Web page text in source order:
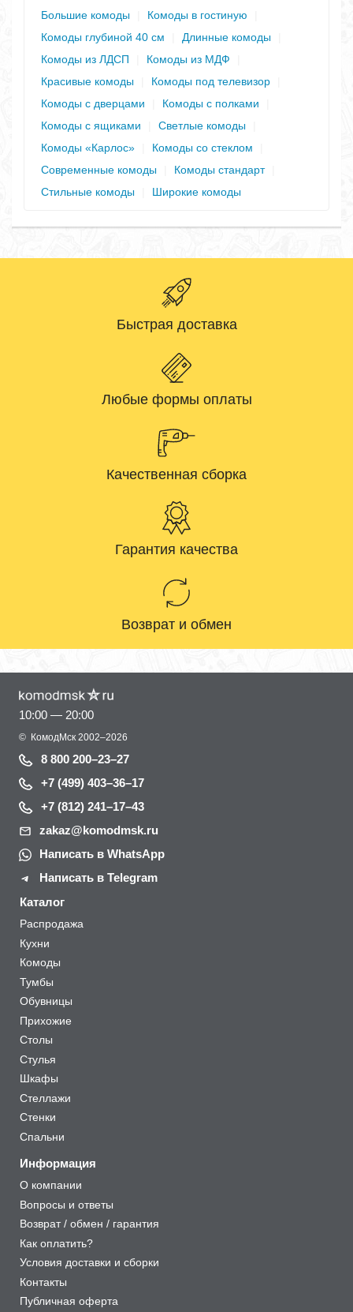
Большие комоды
Комоды в гостиную
Комоды глубиной 40 см
Длинные комоды
Комоды из ЛДСП
Комоды из МДФ
Красивые комоды
Комоды под телевизор
Комоды с дверцами
Комоды с полками
Комоды с ящиками
Светлые комоды
Комоды «Карлос»
Комоды со стеклом
Современные комоды
Комоды стандарт
Стильные комоды
Широкие комоды
Быстрая доставка
Любые формы оплаты
Качественная сборка
Гарантия качества
Возврат и обмен
10:00 — 20:00
© КомодМск 2002–2026
8 800 200–23–27
+7 (499) 403–36–17
+7 (812) 241–17–43
zakaz@komodmsk.ru
Написать в WhatsApp
Написать в Telegram
Каталог
Распродажа
Кухни
Комоды
Тумбы
Обувницы
Прихожие
Столы
Стулья
Шкафы
Стеллажи
Стенки
Спальни
Информация
О компании
Вопросы и ответы
Возврат / обмен / гарантия
Как оплатить?
Условия доставки и сборки
Контакты
Публичная оферта